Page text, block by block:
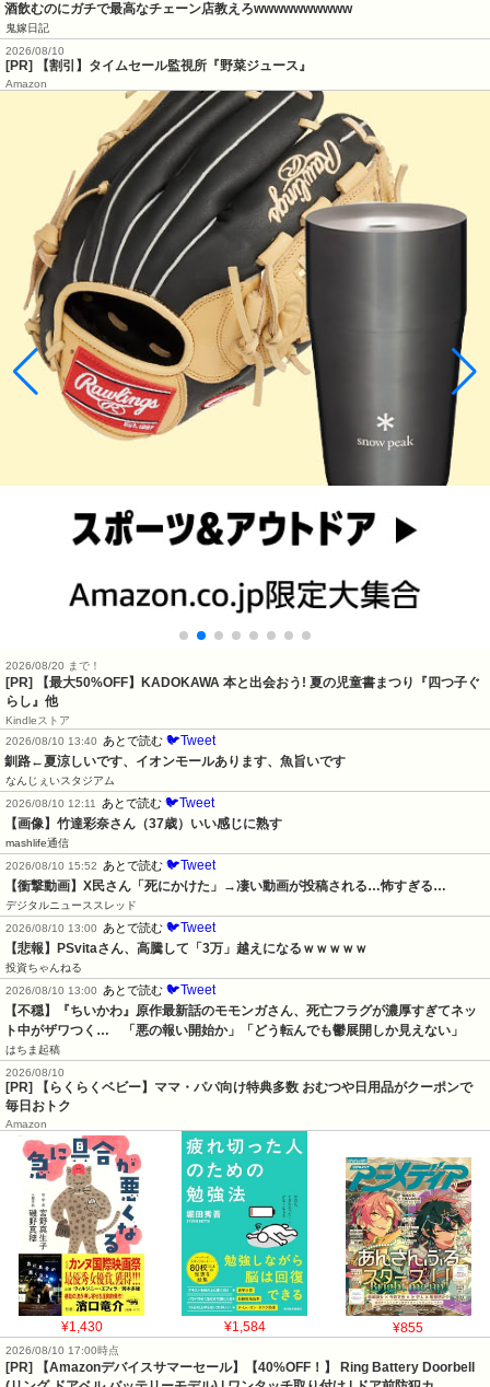
酒飲むのにガチで最高なチェーン店教えろwwwwwwwwww
鬼嫁日記
2026/08/10
[PR] 【割引】タイムセール監視所『野菜ジュース』
Amazon
2026/08/20 まで！
[PR]
【最大50%OFF】KADOKAWA 本と出会おう! 夏の児童書まつり『四つ子ぐ
らし』他
Kindleストア
2026/08/10 13:40
あとで読む 🐦Tweet
釧路←夏涼しいです、イオンモールあります、魚旨いです
なんじぇいスタジアム
2026/08/10 12:11
あとで読む 🐦Tweet
【画像】竹達彩奈さん（37歳）いい感じに熟す
mashlife通信
2026/08/10 15:52
あとで読む 🐦Tweet
【衝撃動画】X民さん「死にかけた」→凄い動画が投稿される…怖すぎる…
デジタルニューススレッド
2026/08/10 13:00
あとで読む 🐦Tweet
【悲報】PSvitaさん、高騰して「3万」越えになるｗｗｗｗｗ
投資ちゃんねる
2026/08/10 13:00
あとで読む 🐦Tweet
【不穏】『ちいかわ』原作最新話のモモンガさん、死亡フラグが濃厚すぎてネッ
ト中がザワつく…　「悪の報い開始か」「どう転んでも鬱展開しか見えない」
はちま起稿
2026/08/10
[PR] 【らくらくベビー】ママ・パパ向け特典多数 おむつや日用品がクーポンで
毎日おトク
Amazon
¥1,430 ¥1,584 ¥855
2026/08/10 17:00時点
[PR] 【Amazonデバイスサマーセール】【40%OFF！】 Ring Battery Doorbell